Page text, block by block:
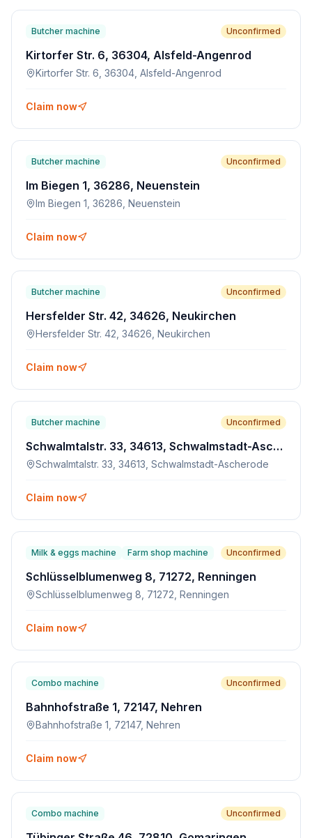
Butcher machine Unconfirmed
Kirtorfer Str. 6, 36304, Alsfeld-Angenrod
Kirtorfer Str. 6, 36304, Alsfeld-Angenrod
Claim now
Butcher machine Unconfirmed
Im Biegen 1, 36286, Neuenstein
Im Biegen 1, 36286, Neuenstein
Claim now
Butcher machine Unconfirmed
Hersfelder Str. 42, 34626, Neukirchen
Hersfelder Str. 42, 34626, Neukirchen
Claim now
Butcher machine Unconfirmed
Schwalmtalstr. 33, 34613, Schwalmstadt-Ascherode
Schwalmtalstr. 33, 34613, Schwalmstadt-Ascherode
Claim now
Milk & eggs machine Farm shop machine Unconfirmed
Schlüsselblumenweg 8, 71272, Renningen
Schlüsselblumenweg 8, 71272, Renningen
Claim now
Combo machine Unconfirmed
Bahnhofstraße 1, 72147, Nehren
Bahnhofstraße 1, 72147, Nehren
Claim now
Combo machine Unconfirmed